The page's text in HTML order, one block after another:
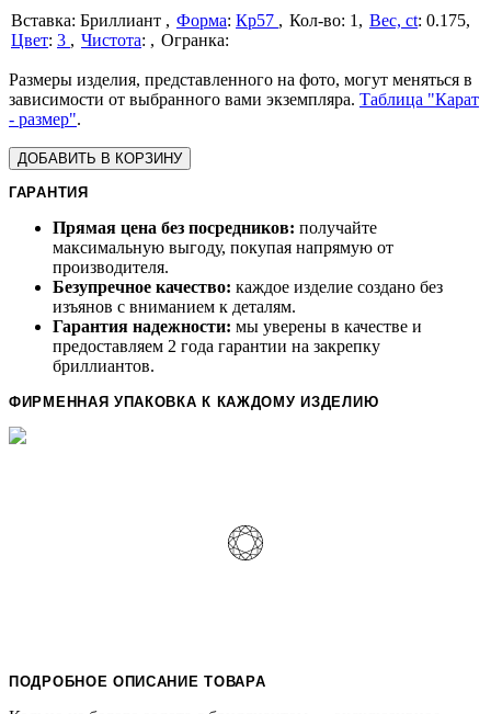
Бриллиант Форма: Кр57 1 Вес, ct: 0.175
Цвет: 3 Чистота:
Размеры изделия, представленного на фото, могут меняться в
зависимости от выбранного вами экземпляра. Таблица "Карат
- размер".
ДОБАВИТЬ В КОРЗИНУ
ГАРАНТИЯ
Прямая цена без посредников: получайте
максимальную выгоду, покупая напрямую от
производителя.
Безупречное качество: каждое изделие создано без
изъянов с вниманием к деталям.
Гарантия надежности: мы уверены в качестве и
предоставляем 2 года гарантии на закрепку
бриллиантов.
ФИРМЕННАЯ УПАКОВКА К КАЖДОМУ ИЗДЕЛИЮ
ПОДРОБНОЕ ОПИСАНИЕ ТОВАРА